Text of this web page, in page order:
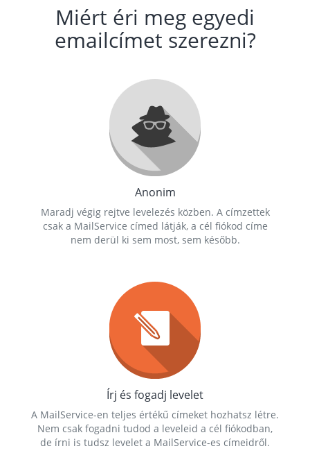
Miért éri meg egyedi
emailcímet szerezni?
Anonim
Maradj végig rejtve levelezés közben. A címzettek
csak a MailService címed látják, a cél fiókod címe
nem derül ki sem most, sem később.
Írj és fogadj levelet
A MailService-en teljes értékű címeket hozhatsz létre.
Nem csak fogadni tudod a leveleid a cél fiókodban,
de írni is tudsz levelet a MailService-es címeidről.